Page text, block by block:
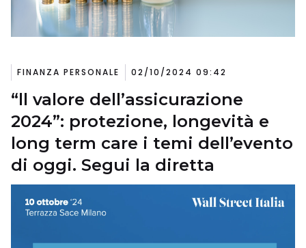
FINANZA PERSONALE 02/10/2024 09:42
“ll valore dell’assicurazione
2024”: protezione, longevità e
long term care i temi dell’evento
di oggi. Segui la diretta